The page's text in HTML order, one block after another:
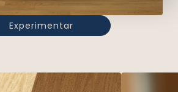
Experimentar